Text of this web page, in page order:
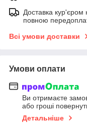
Доставка кур'єром
повною
Всі умови доставки
Умови оплати
Ви отримаєте
або гроші
Детальніше